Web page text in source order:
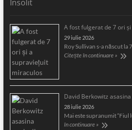
Insolit
A fost fulgerat de 7 ori
29 iulie 2026
Roy Sullivan s-a născut la
Citește în continuare »
David Berkowitz
28 iulie 2026
Mai este supranumit “Fiul
în continuare »